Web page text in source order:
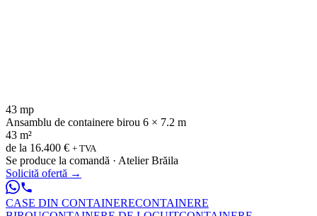
43 mp
Ansamblu de containere birou 6 × 7.2 m
43 m²
de la 16.400 € + TVA
Se produce la comandă · Atelier Brăila
Solicită ofertă →
CASE DIN CONTAINERECONTAINERE